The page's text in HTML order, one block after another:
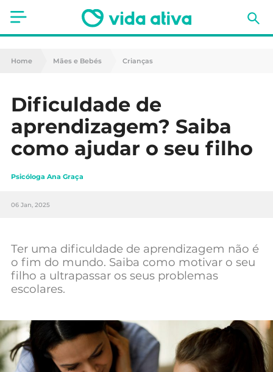
Saúde
Nutrição
Receitas
Fitness
Mães e Bebés
Home Mães e Bebés Crianças
Dificuldade de
aprendizagem? Saiba
como ajudar o seu filho
Psicóloga Ana Graça
06 Jan, 2025
Ter uma dificuldade de aprendizagem não é
o fim do mundo. Saiba como motivar o seu
filho a ultrapassar os seus problemas
escolares.